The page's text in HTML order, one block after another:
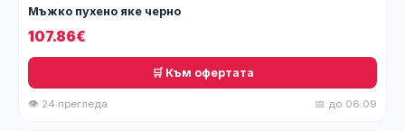
Мъжко пухено яке черно
107.86€
🛒 Към офертата
👁 24 прегледа 📅 до 06.09